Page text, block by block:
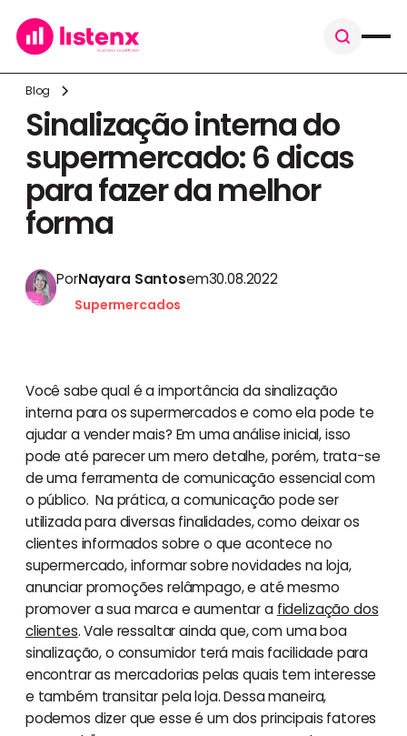
Blog
Sinalização interna do
supermercado: 6 dicas
para fazer da melhor
forma
PorNayara Santosem30.08.2022
Supermercados
Você sabe qual é a importância da sinalização
interna para os supermercados e como ela pode te
ajudar a vender mais? Em uma análise inicial, isso
pode até parecer um mero detalhe, porém, trata-se
de uma ferramenta de comunicação essencial com
o público. Na prática, a comunicação pode ser
utilizada para diversas finalidades, como deixar os
clientes informados sobre o que acontece no
supermercado, informar sobre novidades na loja,
anunciar promoções relâmpago, e até mesmo
promover a sua marca e aumentar a fidelização dos
clientes. Vale ressaltar ainda que, com uma boa
sinalização, o consumidor terá mais facilidade para
encontrar as mercadorias pelas quais tem interesse
e também transitar pela loja. Dessa maneira,
podemos dizer que esse é um dos principais fatores